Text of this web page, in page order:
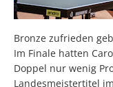
Bronze zufrieden
Im Finale hatten
Doppel nur wenig
Landesmeistertitel